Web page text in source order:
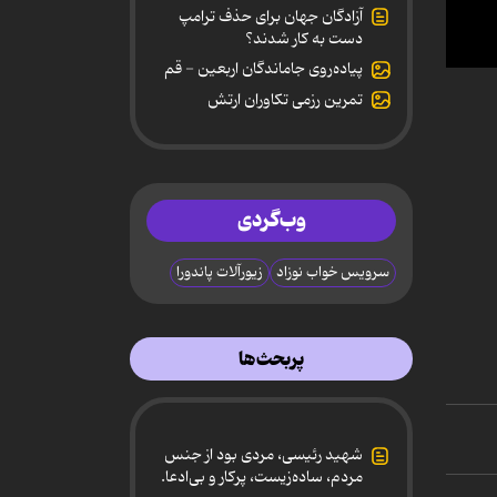
0
آزادگان جهان برای حذف ترامپ
دست به کار شدند؟
پیاده‌روی جاماندگان اربعین - قم
تمرین رزمی تکاوران ارتش
وب‌گردی
سرویس خواب نوزاد زیورآلات پاندورا
پربحث‌ها
شهید رئیسی، مردی بود از جنس
مردم، ساده‌زیست، پرکار و بی‌ادعا.